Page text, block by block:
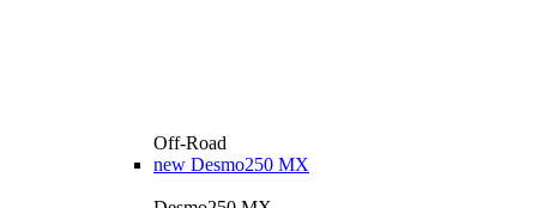
Off-Road
new Desmo250 MX